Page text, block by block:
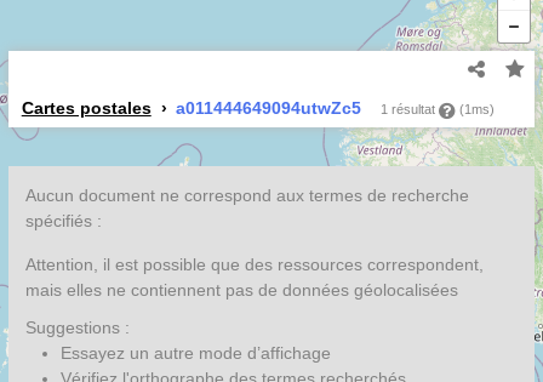
Cartes postales a011444649094utwZc5 1 résultat (1ms)
Aucun document ne correspond aux termes de recherche
spécifiés :
Attention, il est possible que des ressources correspondent,
mais elles ne contiennent pas de données géolocalisées
Suggestions :
Essayez un autre mode d’affichage
Vérifiez l'orthographe des termes recherchés.